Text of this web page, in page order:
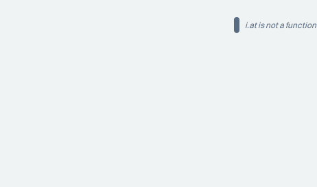
i.at is not a function